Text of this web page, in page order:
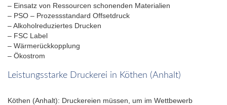
– Einsatz von Ressourcen schonenden Materialien
– PSO – Prozessstandard Offsetdruck
– Alkoholreduziertes Drucken
– FSC Label
– Wärmerückkopplung
– Ökostrom
Leistungsstarke Druckerei in Köthen (Anhalt)
Köthen (Anhalt): Druckereien müssen, um im Wettbewerb